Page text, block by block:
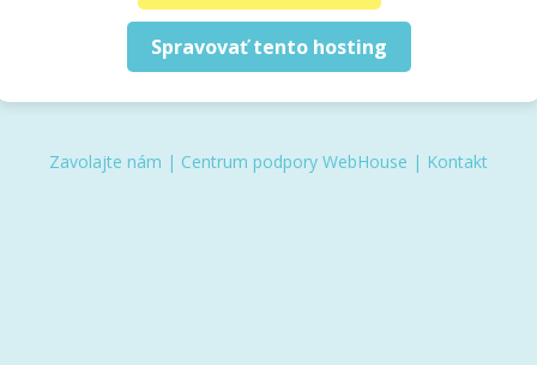
Spravovať tento hosting
Zavolajte nám | Centrum podpory WebHouse | Kontakt